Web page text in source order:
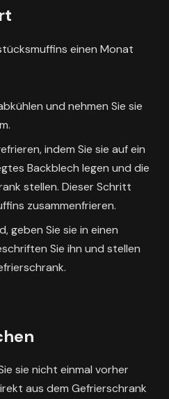
einen Monat
und nehmen Sie sie
indem Sie sie auf ein
Backblech legen und die
stellen. Dieser Schritt
zusammenfrieren.
geben Sie sie in einen
Sie ihn und stellen
sie nicht einmal vorher
aus dem Gefrierschrank